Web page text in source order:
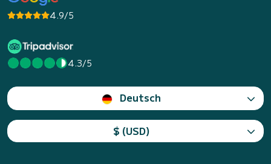
4.9/5
4.3/5
Deutsch
$ (USD)